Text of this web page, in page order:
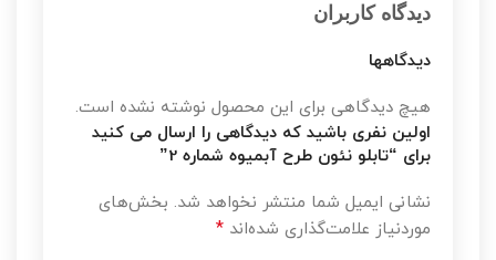
دیدگاه کاربران
دیدگاهها
هیچ دیدگاهی برای این محصول نوشته نشده است.
اولین نفری باشید که دیدگاهی را ارسال می کنید
برای “تابلو نئون طرح آبمیوه شماره 2”
نشانی ایمیل شما منتشر نخواهد شد. بخش‌های
موردنیاز علامت‌گذاری شده‌اند *